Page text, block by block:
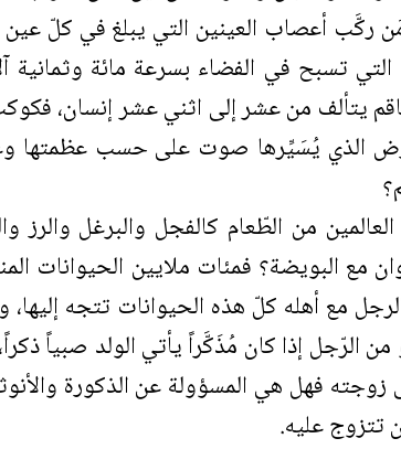
ركَّب أعصاب العينين التي يبلغ في كلّ
التي تسبح في الفضاء بسرعة مائة
يتألف من عشر إلى اثني عشر إنسان،
الذي يُسَيِّرها صوت على حسب عظمتها
من الطّعام كالفجل والبرغل والرز
مع البويضة؟ فمئات ملايين الحيوانات
مع أهله كلّ هذه الحيوانات تتجه
الرّجل إذا كان مُذَكَّراً يأتي الولد صبياً
فهل هي المسؤولة عن الذكورة
تتزوج عليه.